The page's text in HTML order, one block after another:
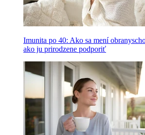
Imunita po 40: Ako sa mení
ako ju prirodzene podporiť